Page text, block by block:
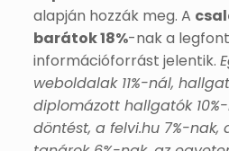
alapján hozzák meg. A
barátok 18%-nak a
információforrást jelentik.
weboldalak 11%-nál,
diplomázott hallgatók
döntést, a felvi.hu 7%-nak,